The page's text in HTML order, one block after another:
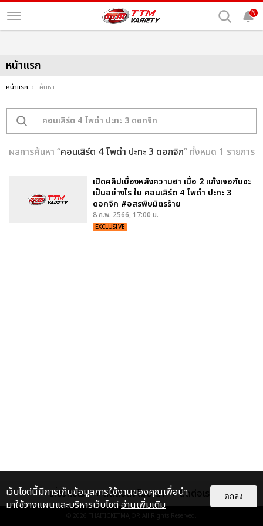
N
หน้าแรก
หน้าแรก ค้นหา
ผลการค้นหา “คอนเสิร์ต 4 โพดำ ปะทะ 3 ดอกจิก” ทั้งหมด 1 รายการ
เปิดคลิปเบื้องหลังความฮา เมื่อ 2 แก๊งเจอกันจะ
เป็นอย่างไร ใน คอนเสิร์ต 4 โพดำ ปะทะ 3
ดอกจิก #อสรพิษมิตรร้าย
8 ก.พ. 2566, 17:00 น.
EXCLUSIVE
เกี่ยวกับเรา ติดต่อลงโฆษณา ติดต่อเรา
© 2026 THAITICKETMAJOR All Rights Reserved.
เว็บไซต์นี้มีการเก็บข้อมูลการใช้งานของคุณเพื่อนำ
มาใช้วางแผนและบริหารเว็บไซต์อ่านเพิ่มเติม
ตกลง